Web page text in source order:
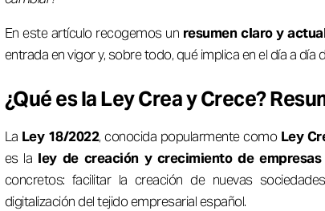
En este artículo recogemos un resumen claro y
entrada en vigor y, sobre todo, qué implica en el día a día
¿Qué es la Ley Crea y Crece?
La Ley 18/2022, conocida popularmente como Ley
es la ley de creación y crecimiento de empresas
concretos: facilitar la creación de nuevas
digitalización del tejido empresarial español.